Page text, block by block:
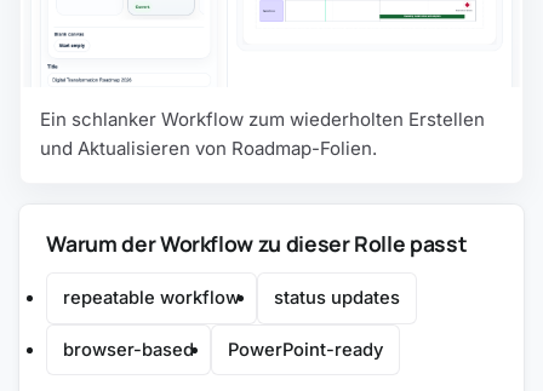
Ein schlanker Workflow zum wiederholten Erstellen
und Aktualisieren von Roadmap-Folien.
Warum der Workflow zu dieser Rolle passt
repeatable workflow status updates
browser-based PowerPoint-ready